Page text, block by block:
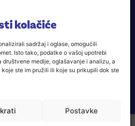
kolačiće
sadržaj i oglase, omogućili
Isto tako, podatke o vašoj upotrebi
medije, oglašavanje i analizu, a
ste im pružili ili koje su prikupili dok ste
Postavke